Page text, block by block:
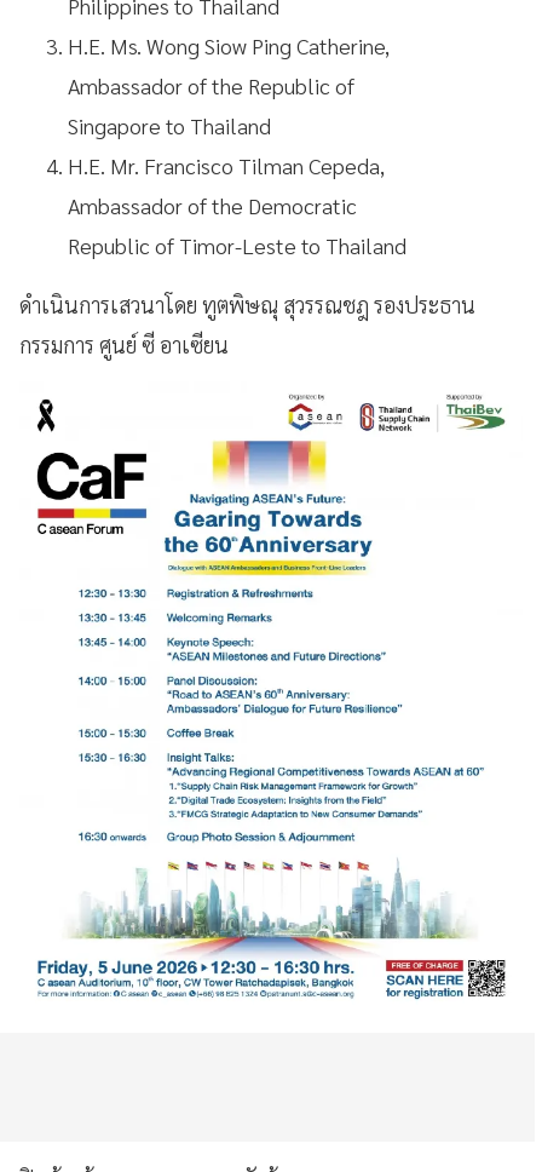
H.E. Ms. Wong Siow Ping Catherine,
Ambassador of the Republic of
Singapore to Thailand
H.E. Mr. Francisco Tilman Cepeda,
Ambassador of the Democratic
Republic of Timor-Leste to Thailand
ดำเนินการเสวนาโดย ทูตพิษณุ สุวรรณชฎ รองประธาน
กรรมการ ศูนย์ ซี อาเซียน